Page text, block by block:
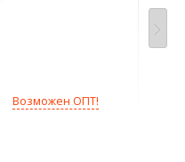
Возможен ОПТ!